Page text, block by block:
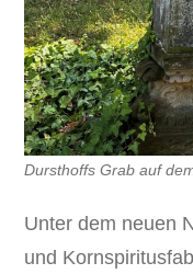
Dursthoffs Grab auf
Unter dem neuen
und